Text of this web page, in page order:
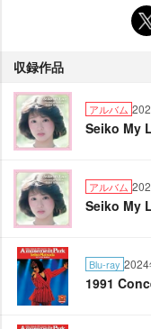
収録作品
アルバム
Seiko My
アルバム
Seiko My
Blu-ray
1991